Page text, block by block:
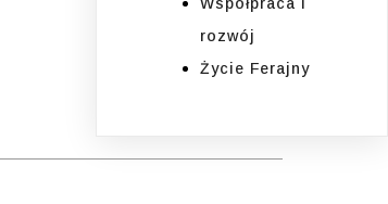
rozwój
Życie Ferajny